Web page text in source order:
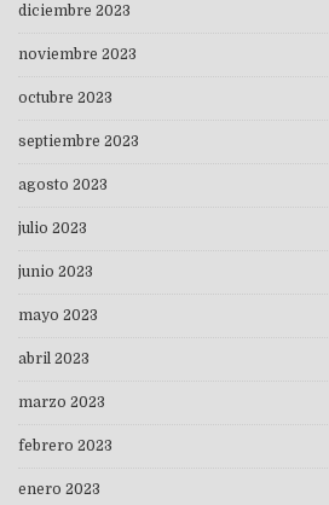
diciembre 2023
noviembre 2023
octubre 2023
septiembre 2023
agosto 2023
julio 2023
junio 2023
mayo 2023
abril 2023
marzo 2023
febrero 2023
enero 2023